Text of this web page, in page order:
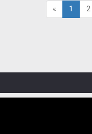
« 1 2